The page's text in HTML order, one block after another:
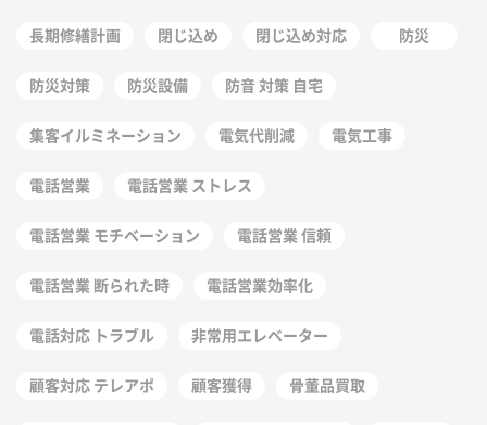
長期修繕計画 閉じ込め 閉じ込め対応 防災
防災対策 防災設備 防音 対策 自宅
集客イルミネーション 電気代削減 電気工事
電話営業 電話営業 ストレス
電話営業 モチベーション 電話営業 信頼
電話営業 断られた時 電話営業効率化
電話対応 トラブル 非常用エレベーター
顧客対応 テレアポ 顧客獲得 骨董品買取